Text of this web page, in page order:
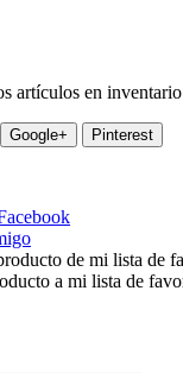
artículos en
Google+ Pinterest
de mi lista de
a mi lista de